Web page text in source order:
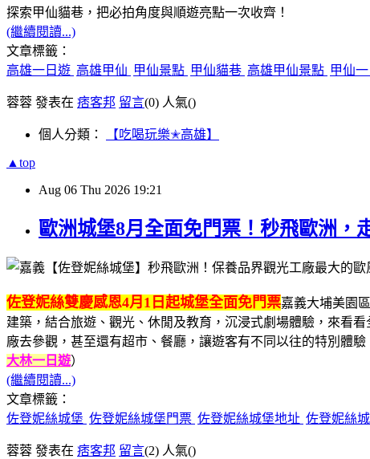
探索甲仙貓巷，把必拍角度與順遊亮點一次收齊！
(繼續閱讀...)
文章標籤：
高雄一日遊 高雄甲仙 甲仙景點 甲仙貓巷 高雄甲仙景點 甲仙
蓉蓉 發表在 痞客邦 留言(0) 人氣()
個人分類： 【吃喝玩樂✭高雄】
▲top
Aug 06 Thu 2026 19:21
歐洲城堡8月全面免門票！秒飛歐洲，
佐登妮絲雙慶感恩4月1日起城堡全面免門票嘉義大埔美園
建築，結合旅遊、觀光、休閒及教育，沉浸式劇場體驗，來看
廠去參觀，甚至還有超市、餐廳，讓遊客有不同以往的特別體
大林一日遊）
(繼續閱讀...)
文章標籤：
佐登妮絲城堡 佐登妮絲城堡門票 佐登妮絲城堡地址 佐登妮絲
蓉蓉 發表在 痞客邦 留言(2) 人氣()